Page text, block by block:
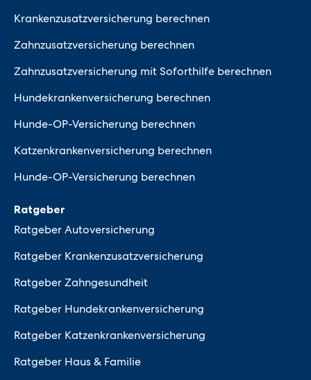
Krankenzusatzversicherung berechnen
Zahnzusatzversicherung berechnen
Zahnzusatzversicherung mit Soforthilfe berechnen
Hundekrankenversicherung berechnen
Hunde-OP-Versicherung berechnen
Katzenkrankenversicherung berechnen
Hunde-OP-Versicherung berechnen
Ratgeber
Ratgeber Autoversicherung
Ratgeber Krankenzusatzversicherung
Ratgeber Zahngesundheit
Ratgeber Hundekrankenversicherung
Ratgeber Katzenkrankenversicherung
Ratgeber Haus & Familie